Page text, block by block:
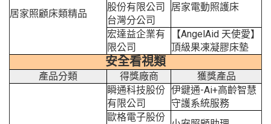
居家照顧床類精品
股份有限公司
台灣分公司
居家電動照護床
宏達益企業有
限公司
【AngelAid 天使愛】
頂級果凍凝膠床墊
安全看視類
產品分類 得獎廠商
獲獎產品
瞬通科技股份
有限公司
伊鍵通-Ai+高齡智慧
守護系統服務
歐格電子股份